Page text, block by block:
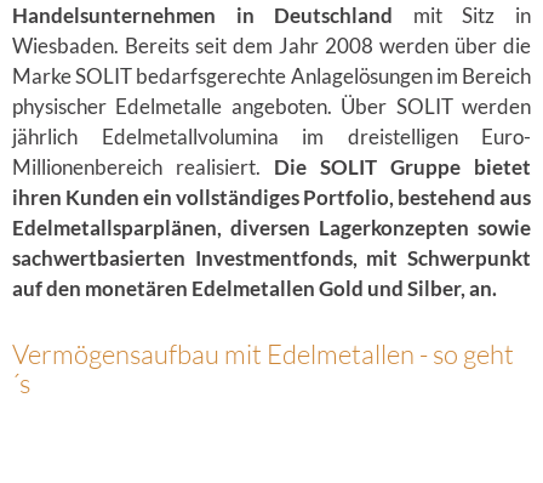
Handelsunternehmen in Deutschland mit Sitz in
Wiesbaden. Bereits seit dem Jahr 2008 werden über die
Marke SOLIT bedarfsgerechte Anlagelösungen im Bereich
physischer Edelmetalle angeboten. Über SOLIT werden
jährlich Edelmetallvolumina im dreistelligen Euro-
Millionenbereich realisiert. Die SOLIT Gruppe bietet
ihren Kunden ein vollständiges Portfolio, bestehend aus
Edelmetallsparplänen, diversen Lagerkonzepten sowie
sachwertbasierten Investmentfonds, mit Schwerpunkt
auf den monetären Edelmetallen Gold und Silber, an.
Vermögensaufbau mit Edelmetallen - so geht
´s